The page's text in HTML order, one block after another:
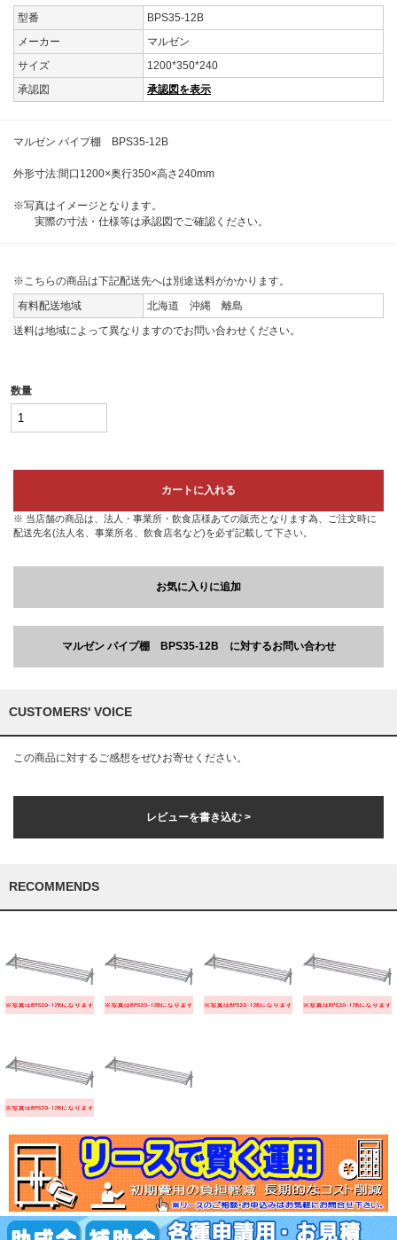
型番
BPS35-12B
メーカー
マルゼン
サイズ
1200*350*240
承認図
承認図を表示
マルゼン パイプ棚 BPS35-12B
外形寸法:間口1200×奥行350×高さ240mm
※写真はイメージとなります。
実際の寸法・仕様等は承認図でご確認ください。
※こちらの商品は下記配送先へは別途送料がかかります。
有料配送地域
北海道 沖縄 離島
送料は地域によって異なりますのでお問い合わせください。
数量
カートに入れる
※ 当店舗の商品は、法人・事業所・飲食店様あての販売となります為、ご注文時に
配送先名(法人名、事業所名、飲食店名など)を必ず記載して下さい。
お気に入りに追加
マルゼン パイプ棚 BPS35-12B に対するお問い合わせ
CUSTOMERS' VOICE
この商品に対するご感想をぜひお寄せください。
レビューを書き込む >
RECOMMENDS